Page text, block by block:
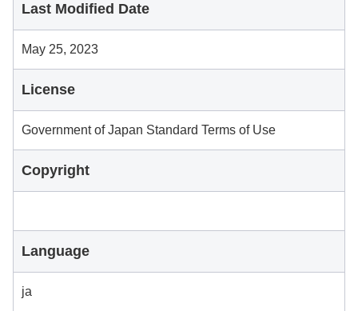
Last Modified Date
May 25, 2023
License
Government of Japan Standard Terms of Use
Copyright
Language
ja